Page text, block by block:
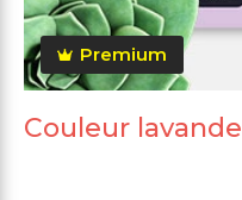
Premium
Couleur lavande